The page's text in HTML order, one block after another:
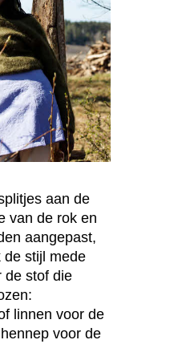
aan de
van de rok en
aangepast,
de stijl mede
de stof die
linnen voor de
voor de